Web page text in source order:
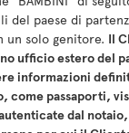
del paese di
un solo genitore. Il
ufficio estero del
informazioni
come passaporti,
dal